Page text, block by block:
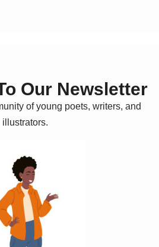
Our Newsletter
of young poets, writers, and
illustrators.